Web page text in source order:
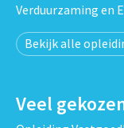
Verduurzaming en
Bekijk alle
Veel